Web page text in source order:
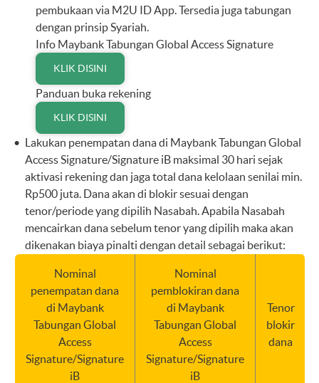
pembukaan via M2U ID App. Tersedia juga tabungan
dengan prinsip Syariah.
Info Maybank Tabungan Global Access Signature
KLIK DISINI
Panduan buka rekening
KLIK DISINI
Lakukan penempatan dana di Maybank Tabungan Global
Access Signature/Signature iB maksimal 30 hari sejak
aktivasi rekening dan jaga total dana kelolaan senilai min.
Rp500 juta. Dana akan di blokir sesuai dengan
tenor/periode yang dipilih Nasabah. Apabila Nasabah
mencairkan dana sebelum tenor yang dipilih maka akan
dikenakan biaya pinalti dengan detail sebagai berikut:
Nominal
penempatan dana
di Maybank
Tabungan Global
Access
Signature/Signature
iB
Nominal
pemblokiran dana
di Maybank
Tabungan Global
Access
Signature/Signature
iB
Tenor
blokir
dana